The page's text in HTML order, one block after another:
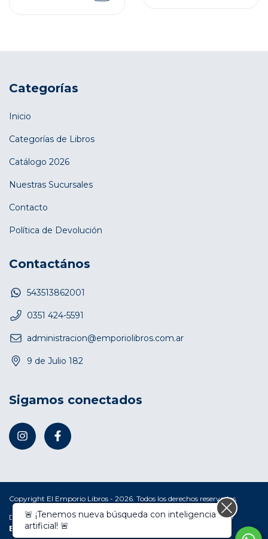
Categorías
Inicio
Categorías de Libros
Catálogo 2026
Nuestras Sucursales
Contacto
Política de Devolución
Contactános
543513862001
0351 424-5591
administracion@emporiolibros.com.ar
9 de Julio 182
Sigamos conectados
Copyright El Emporio Libros - 2026. Todos los derechos reservados.
Defensa de las y los consumidores. Para reclamos ingresá acá. /
Botón de arrepentimiento
🚨 ¡Tenemos nueva búsqueda con inteligencia
artificial! 🚨